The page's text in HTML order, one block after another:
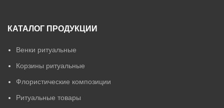
КАТАЛОГ ПРОДУКЦИИ
Венки ритуальные
Корзины ритуальные
Флористические композиции
Ритуальные товары